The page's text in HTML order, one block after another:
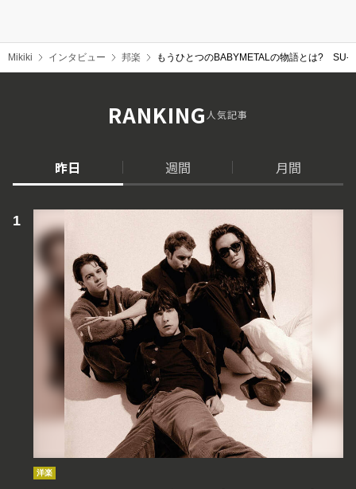
Mikiki インタビュー 邦楽 もうひとつのBABYMETALの物語とは? SU-
RANKING人気記事
昨日 週間 月間
洋楽